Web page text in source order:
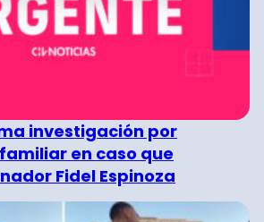
investigación por
en caso que
Fidel Espinoza